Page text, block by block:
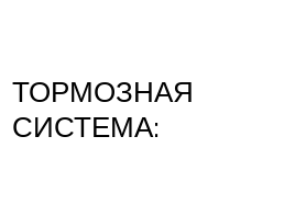
ТОРМОЗНАЯ
СИСТЕМА: